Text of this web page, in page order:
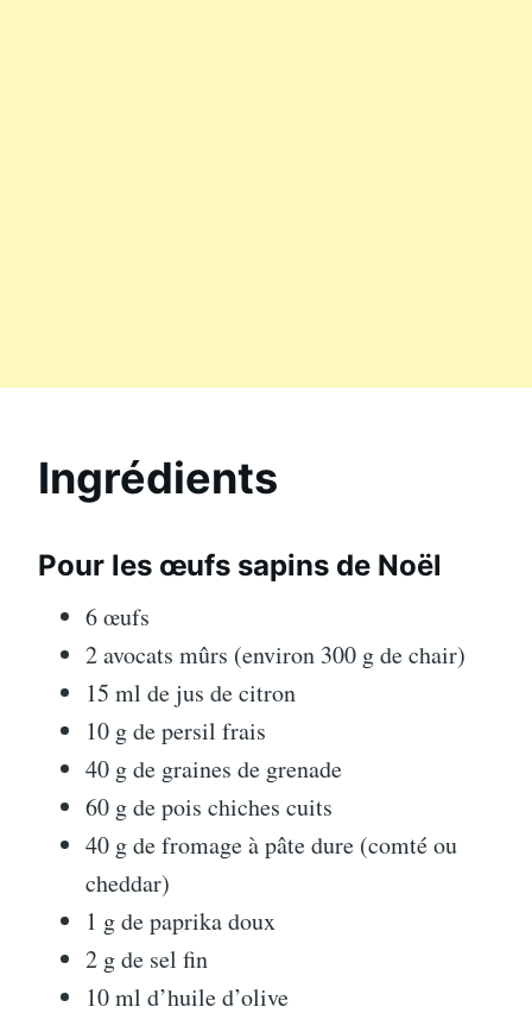
Ingrédients
Pour les œufs sapins de Noël
6 œufs
2 avocats mûrs (environ 300 g de chair)
15 ml de jus de citron
10 g de persil frais
40 g de graines de grenade
60 g de pois chiches cuits
40 g de fromage à pâte dure (comté ou
cheddar)
1 g de paprika doux
2 g de sel fin
10 ml d’huile d’olive